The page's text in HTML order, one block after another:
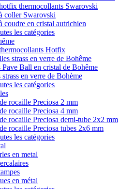
thermocollants Swarovski
coller Swarovski
coudre en cristal autrichien
les catégories
Hotfix
strass en verre de Bohême
Pave Ball en cristal de Bohême
en verre de Bohème
les catégories
rocaille Preciosa 2 mm
rocaille Preciosa 4 mm
rocaille Preciosa demi-tube 2x2 mm
rocaille Preciosa tubes 2x6 mm
les catégories
en metal
en métal